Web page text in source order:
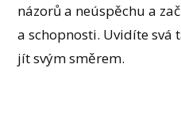
názorů a neúspěchu a
a schopnosti. Uvidíte svá
jít svým směrem.